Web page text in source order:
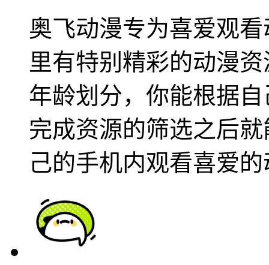
奥飞动漫专为喜爱观
里有特别精彩的动漫
年龄划分，你能根据
完成资源的筛选之后
己的手机内观看喜爱